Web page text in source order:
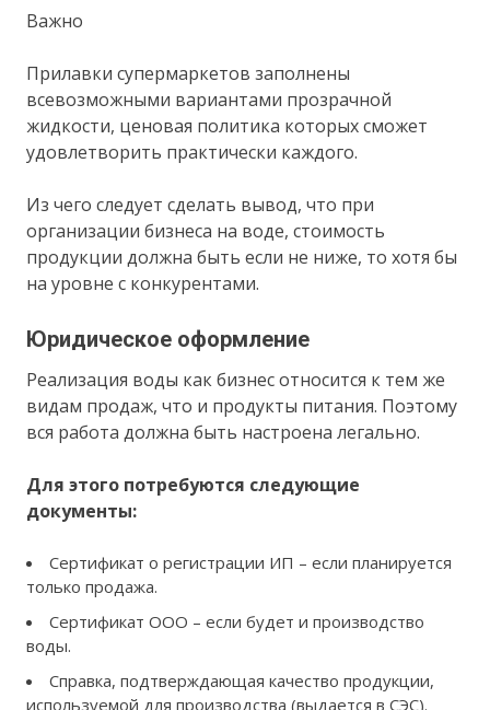
Важно
Прилавки супермаркетов заполнены
всевозможными вариантами прозрачной
жидкости, ценовая политика которых сможет
удовлетворить практически каждого.
Из чего следует сделать вывод, что при
организации бизнеса на воде, стоимость
продукции должна быть если не ниже, то хотя бы
на уровне с конкурентами.
Юридическое оформление
Реализация воды как бизнес относится к тем же
видам продаж, что и продукты питания. Поэтому
вся работа должна быть настроена легально.
Для этого потребуются следующие
документы:
Сертификат о регистрации ИП – если планируется
только продажа.
Сертификат ООО – если будет и производство
воды.
Справка, подтверждающая качество продукции,
используемой для производства (выдается в СЭС).